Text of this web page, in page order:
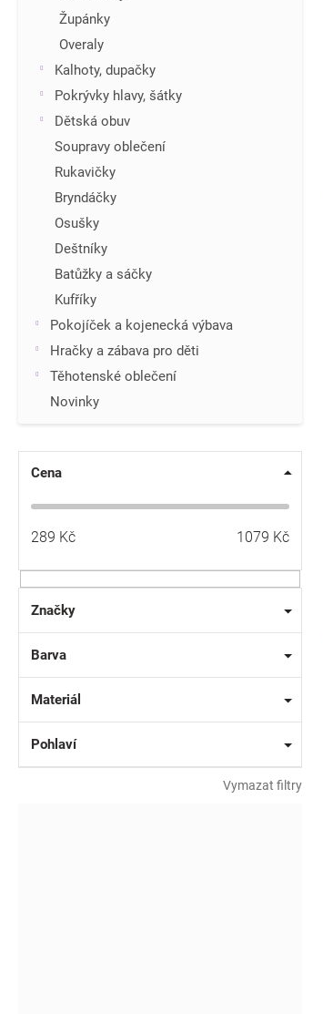
Župánky
Overaly
Kalhoty, dupačky
Pokrývky hlavy, šátky
Dětská obuv
Soupravy oblečení
Rukavičky
Bryndáčky
Osušky
Deštníky
Batůžky a sáčky
Kufříky
Pokojíček a kojenecká výbava
Hračky a zábava pro děti
Těhotenské oblečení
Novinky
Cena
289 Kč 1079 Kč
Značky
Barva
Materiál
Pohlaví
Vymazat filtry